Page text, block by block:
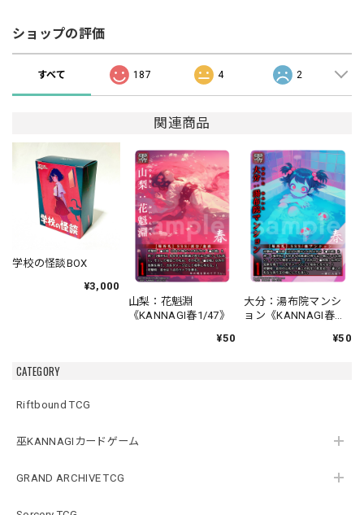
CATEGORY
Riftbound TCG
巫KANNAGIカードゲーム
GRAND ARCHIVE TCG
ショップの評価
すべて 187 4 2
関連商品
学校の怪談BOX
¥3,000
山梨：花魁淵
《KANNAGI春1/47》
¥50
大分：湯布院マンシ
ョン《KANNAGI春
¥50